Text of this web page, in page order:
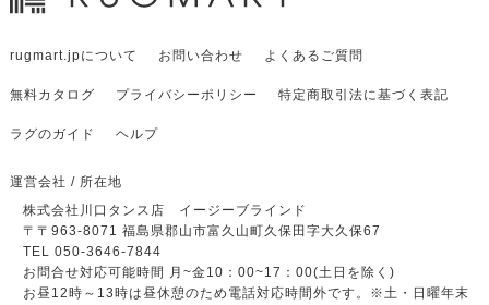
rugmart.jpについて お問い合わせ よくあるご質問
無料カタログ プライバシーポリシー 特定商取引法に基づく表記
ラグのガイド ヘルプ
運営会社 / 所在地
株式会社川口タンス店 イージーブラインド
〒 〒963-8071 福島県郡山市富久山町久保田字大久保67
TEL 050-3646-7844
お問合せ対応可能時間 月~金10：00~17：00(土日を除く)
お昼12時～13時は昼休憩のため電話対応時間外です。 ※土・日曜年末